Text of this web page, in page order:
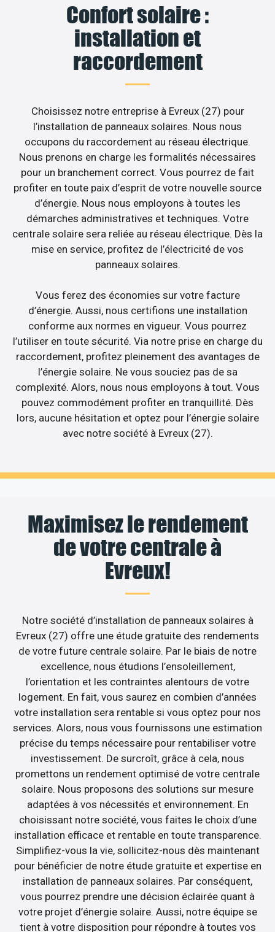
Confort solaire :
installation et
raccordement
Choisissez notre entreprise à Evreux (27) pour
l’installation de panneaux solaires. Nous nous
occupons du raccordement au réseau électrique.
Nous prenons en charge les formalités nécessaires
pour un branchement correct. Vous pourrez de fait
profiter en toute paix d’esprit de votre nouvelle source
d’énergie. Nous nous employons à toutes les
démarches administratives et techniques. Votre
centrale solaire sera reliée au réseau électrique. Dès la
mise en service, profitez de l’électricité de vos
panneaux solaires.
Vous ferez des économies sur votre facture
d’énergie. Aussi, nous certifions une installation
conforme aux normes en vigueur. Vous pourrez
l’utiliser en toute sécurité. Via notre prise en charge du
raccordement, profitez pleinement des avantages de
l’énergie solaire. Ne vous souciez pas de sa
complexité. Alors, nous nous employons à tout. Vous
pouvez commodément profiter en tranquillité. Dès
lors, aucune hésitation et optez pour l’énergie solaire
avec notre société à Evreux (27).
Maximisez le rendement
de votre centrale à
Evreux!
Notre société d’installation de panneaux solaires à
Evreux (27) offre une étude gratuite des rendements
de votre future centrale solaire. Par le biais de notre
excellence, nous étudions l’ensoleillement,
l’orientation et les contraintes alentours de votre
logement. En fait, vous saurez en combien d’années
votre installation sera rentable si vous optez pour nos
services. Alors, nous vous fournissons une estimation
précise du temps nécessaire pour rentabiliser votre
investissement. De surcroît, grâce à cela, nous
promettons un rendement optimisé de votre centrale
solaire. Nous proposons des solutions sur mesure
adaptées à vos nécessités et environnement. En
choisissant notre société, vous faites le choix d’une
installation efficace et rentable en toute transparence.
Simplifiez-vous la vie, sollicitez-nous dès maintenant
pour bénéficier de notre étude gratuite et expertise en
installation de panneaux solaires. Par conséquent,
vous pourrez prendre une décision éclairée quant à
votre projet d’énergie solaire. Aussi, notre équipe se
tient à votre disposition pour répondre à toutes vos